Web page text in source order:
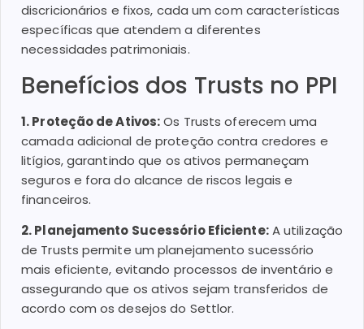
discricionários e fixos, cada um com características
específicas que atendem a diferentes
necessidades patrimoniais.
Benefícios dos Trusts no PPI
1. Proteção de Ativos:Os Trusts oferecem uma
camada adicional de proteção contra credores e
litígios, garantindo que os ativos permaneçam
seguros e fora do alcance de riscos legais e
financeiros.
2. Planejamento Sucessório Eficiente:A utilização
de Trusts permite um planejamento sucessório
mais eficiente, evitando processos de inventário e
assegurando que os ativos sejam transferidos de
acordo com os desejos do Settlor.